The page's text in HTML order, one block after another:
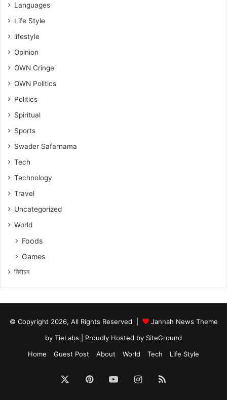
Languages
Life Style
lifestyle
Opinion
OWN Cringe
OWN Politics
Politics
Spiritual
Sports
Swader Safarnama
Tech
Technology
Travel
Uncategorized
World
Foods
Games
নিৰ্বাচন
© Copyright 2026, All Rights Reserved |
Jannah News Theme
by TieLabs | Proudly Hosted by SiteGround
Home
Guest Post About World Tech Life Style
PinterestYouTubeInstagram